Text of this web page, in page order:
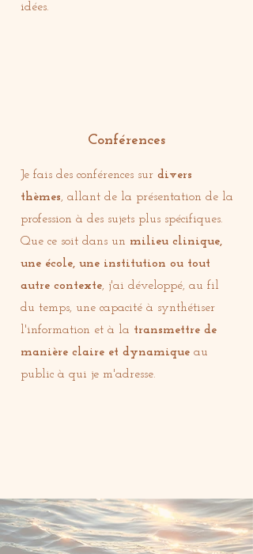
idées.
Conférences
Je fais des conférences sur divers
thèmes, allant de la présentation de la
profession à des sujets plus spécifiques.
Que ce soit dans un milieu clinique,
une école, une institution ou tout
autre contexte, j'ai développé, au fil
du temps, une capacité à synthétiser
l'information et à la transmettre de
manière claire et dynamique au
public à qui je m'adresse.